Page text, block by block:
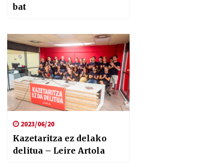
bat
2023/06/20
Kazetaritza ez delako
delitua – Leire Artola